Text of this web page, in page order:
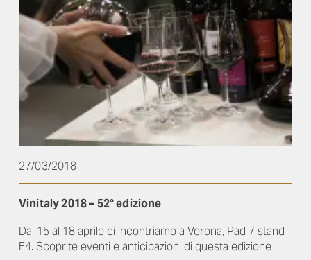
27/03/2018
Vinitaly 2018 – 52° edizione
Dal 15 al 18 aprile ci incontriamo a Verona, Pad 7 stand
E4. Scoprite eventi e anticipazioni di questa edizione